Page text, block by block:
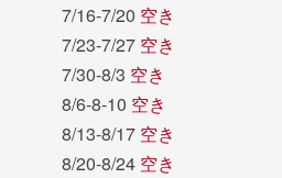
7/16-7/20 空き
7/23-7/27 空き
7/30-8/3 空き
8/6-8-10 空き
8/13-8/17 空き
8/20-8/24 空き